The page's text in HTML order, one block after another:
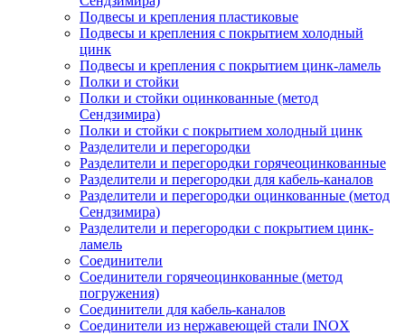
Подвесы и крепления пластиковые
Подвесы и крепления с покрытием холодный
цинк
Подвесы и крепления с покрытием цинк-ламель
Полки и стойки
Полки и стойки оцинкованные (метод
Сендзимира)
Полки и стойки с покрытием холодный цинк
Разделители и перегородки
Разделители и перегородки горячеоцинкованные
Разделители и перегородки для кабель-каналов
Разделители и перегородки оцинкованные (метод
Сендзимира)
Разделители и перегородки с покрытием цинк-
ламель
Соединители
Соединители горячеоцинкованные (метод
погружения)
Соединители для кабель-каналов
Соединители из нержавеющей стали INOX